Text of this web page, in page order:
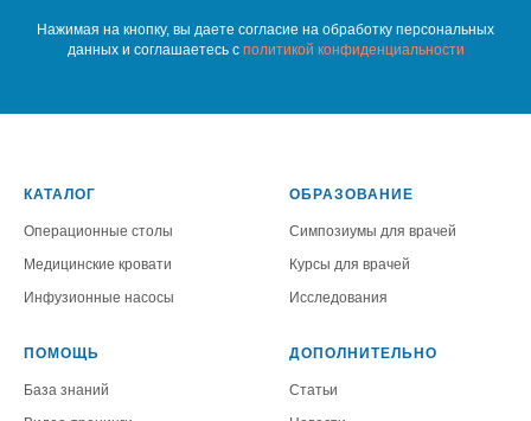
Нажимая на кнопку, вы даете согласие на обработку персональных
данных и соглашаетесь c политикой конфиденциальности
КАТАЛОГ
Операционные столы
Медицинские кровати
Инфузионные насосы
ОБРАЗОВАНИЕ
Симпозиумы для врачей
Курсы для врачей
Исследования
ПОМОЩЬ
База знаний
ДОПОЛНИТЕЛЬНО
Статьи